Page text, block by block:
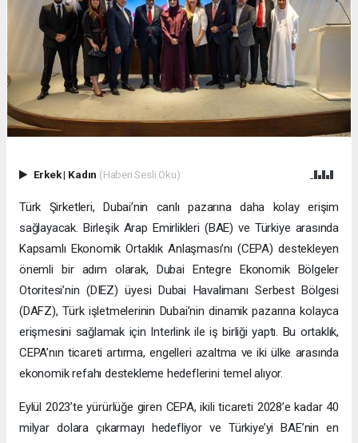
Erkek| Kadın (Haberi Sesli Oku)
Türk Şirketleri, Dubai’nin canlı pazarına daha kolay erişim
sağlayacak. Birleşik Arap Emirlikleri (BAE) ve Türkiye arasında
Kapsamlı Ekonomik Ortaklık Anlaşması’nı (CEPA) destekleyen
önemli bir adım olarak, Dubai Entegre Ekonomik Bölgeler
Otoritesi’nin (DIEZ) üyesi Dubai Havalimanı Serbest Bölgesi
(DAFZ), Türk işletmelerinin Dubai’nin dinamik pazarına kolayca
erişmesini sağlamak için Interlink ile iş birliği yaptı. Bu ortaklık,
CEPA’nın ticareti artırma, engelleri azaltma ve iki ülke arasında
ekonomik refahı destekleme hedeflerini temel alıyor.
Eylül 2023’te yürürlüğe giren CEPA, ikili ticareti 2028’e kadar 40
milyar dolara çıkarmayı hedefliyor ve Türkiye’yi BAE’nin en